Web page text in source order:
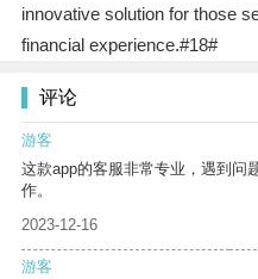
innovative solution for those
financial experience.#18#
评论
游客
这款app的客服非常专业，遇到问
作。
2023-12-16
游客